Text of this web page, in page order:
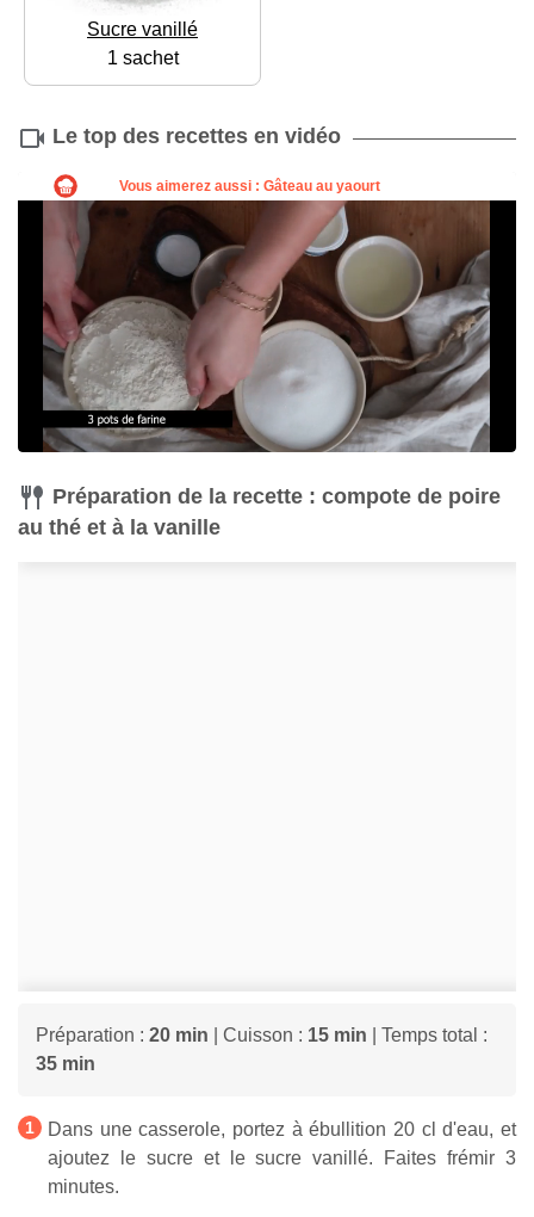
Sucre vanillé
1 sachet
Le top des recettes en vidéo
Préparation de la recette : compote de poire
au thé et à la vanille
Préparation : 20 min | Cuisson : 15 min | Temps total :
35 min
Dans une casserole, portez à ébullition 20 cl d'eau, et
ajoutez le sucre et le sucre vanillé. Faites frémir 3
minutes.